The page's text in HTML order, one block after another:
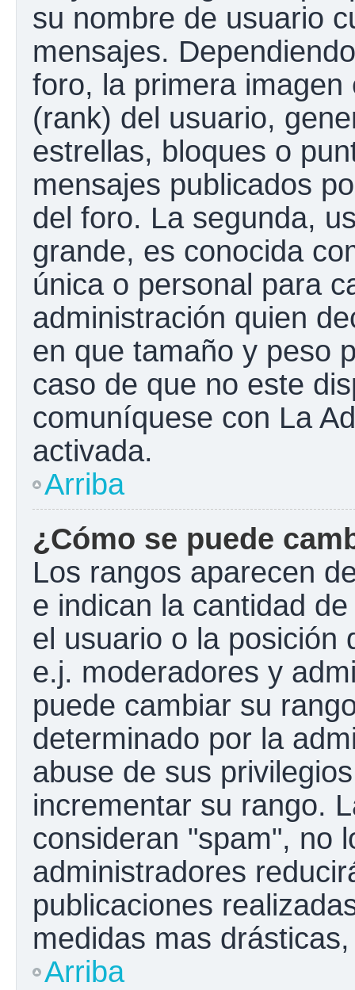
su nombre de usuario
mensajes.
foro, la primera
(rank) del usuario,
estrellas, bloques o
mensajes publicados
del foro. La segunda,
grande, es conocida
única o personal para
administración quien
en que tamaño y peso
caso de que no este
comuníquese con La
activada.
Arriba
¿Cómo se puede
Los rangos aparecen
e indican la cantidad
el usuario o la posición
e.j. moderadores y
puede cambiar su
determinado por la
abuse de sus
incrementar su rango.
consideran "spam", no
administradores
publicaciones
medidas mas
Arriba